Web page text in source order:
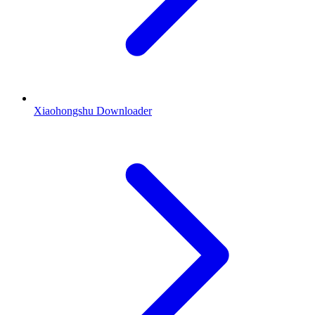
Xiaohongshu Downloader